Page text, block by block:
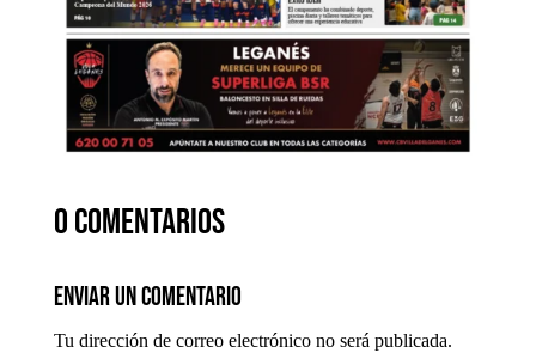
0 comentarios
Enviar un comentario
Tu dirección de correo electrónico no será publicada.